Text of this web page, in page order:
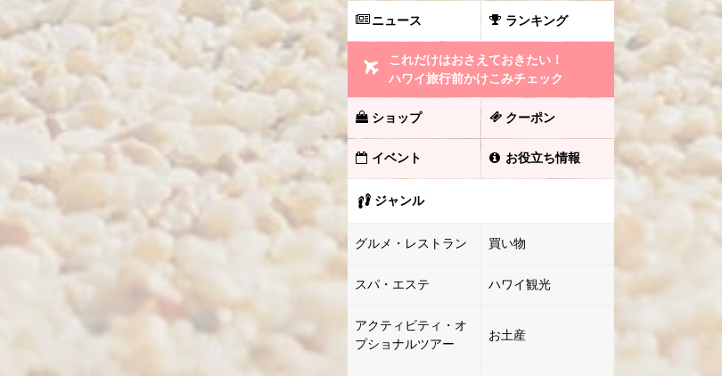
ニュース ランキング
これだけはおさえておきたい！
ハワイ旅行前かけこみチェック
ショップ クーポン
イベント お役立ち情報
ジャンル
グルメ・レストラン 買い物
スパ・エステ ハワイ観光
アクティビティ・オ
プショナルツアー
お土産